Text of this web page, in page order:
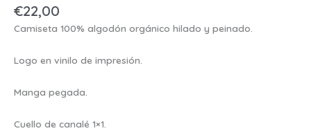
€22,00
Camiseta 100% algodón orgánico hilado y peinado.
Logo en vinilo de impresión.
Manga pegada.
Cuello de canalé 1×1.